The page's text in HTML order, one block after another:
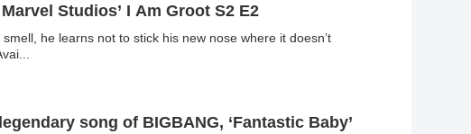
Studios’ I Am Groot S2 E2
he learns not to stick his new nose where it doesn’t
song of BIGBANG, ‘Fantastic Baby’